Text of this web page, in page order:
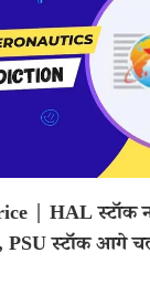
| HAL स्टॉक
PSU स्टॉक आगे